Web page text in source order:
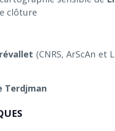
clôture
(CNRS, ArScAn et
Terdjman